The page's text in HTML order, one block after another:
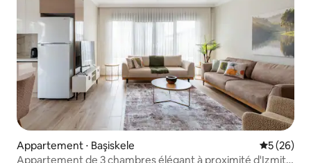
Appartement ⋅ Başiskele
5 (26)
Appartement de 3 chambres élégant à proximité d'Izmit –